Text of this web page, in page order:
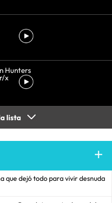
Hunters
x
lista
que dejó todo para vivir desnuda